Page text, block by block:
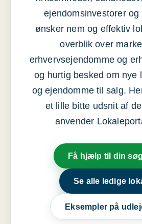
ejendomsinvestorer og
ønsker nem og effektiv
overblik over
erhvervsejendomme og
og hurtig besked om nye
og ejendomme til salg.
et lille bitte udsnit af
anvender
Få hjælp til din
Se alle ledige
Eksempler på